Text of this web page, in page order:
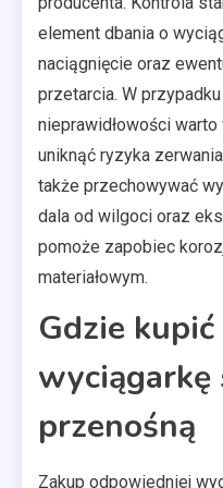
element dbania o
naciągnięcie oraz
przetarcia. W
nieprawidłowości
uniknąć ryzyka
także przechowywać
dala od wilgoci oraz
pomoże zapobiec
materiałowym.
Gdzie
wyciągarkę
przenośną
Zakup odpowiedniej